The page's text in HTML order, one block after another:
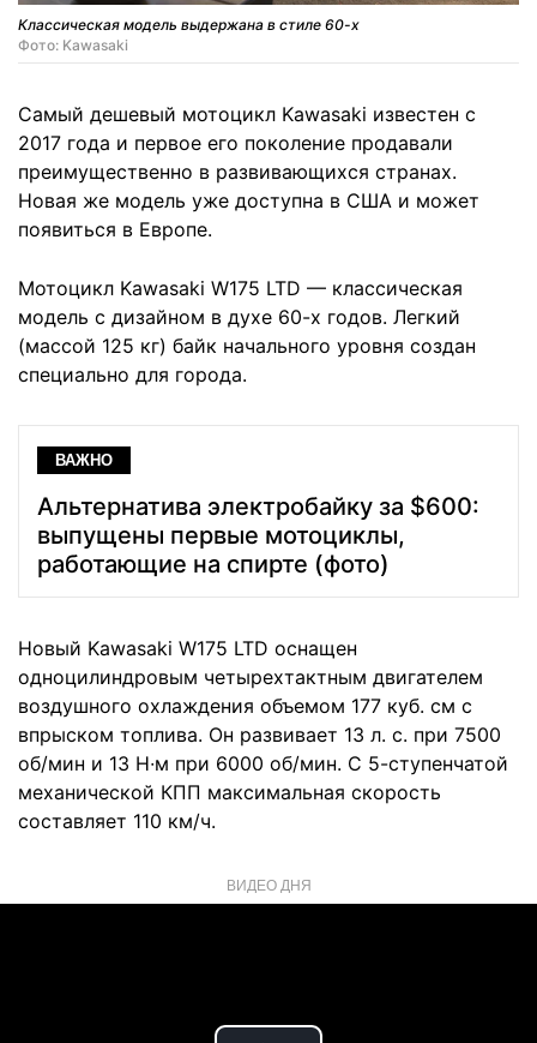
Классическая модель выдержана в стиле 60-х
Фото: Kawasaki
Самый дешевый мотоцикл Kawasaki известен с
2017 года и первое его поколение продавали
преимущественно в развивающихся странах.
Новая же модель уже доступна в США и может
появиться в Европе.
Мотоцикл Kawasaki W175 LTD — классическая
модель с дизайном в духе 60-х годов. Легкий
(массой 125 кг) байк начального уровня создан
специально для города.
ВАЖНО
Альтернатива электробайку за $600:
выпущены первые мотоциклы,
работающие на спирте (фото)
Новый Kawasaki W175 LTD оснащен
одноцилиндровым четырехтактным двигателем
воздушного охлаждения объемом 177 куб. см с
впрыском топлива. Он развивает 13 л. с. при 7500
об/мин и 13 Н∙м при 6000 об/мин. С 5-ступенчатой
механической КПП максимальная скорость
составляет 110 км/ч.
ВИДЕО ДНЯ